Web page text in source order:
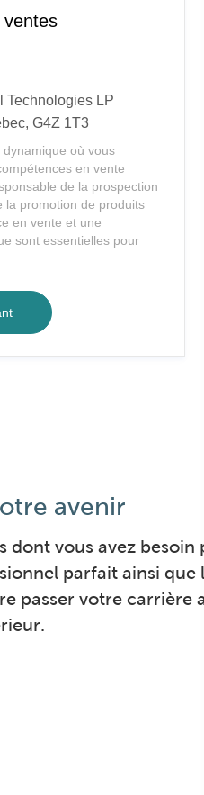
ventes
Technologies LP
G4Z 1T3
où vous
en vente
de la prospection
la promotion de produits
en vente et une
sont essentielles pour
Représentant des ventes
avenir
vous avez besoin
parfait ainsi que
passer votre carrière